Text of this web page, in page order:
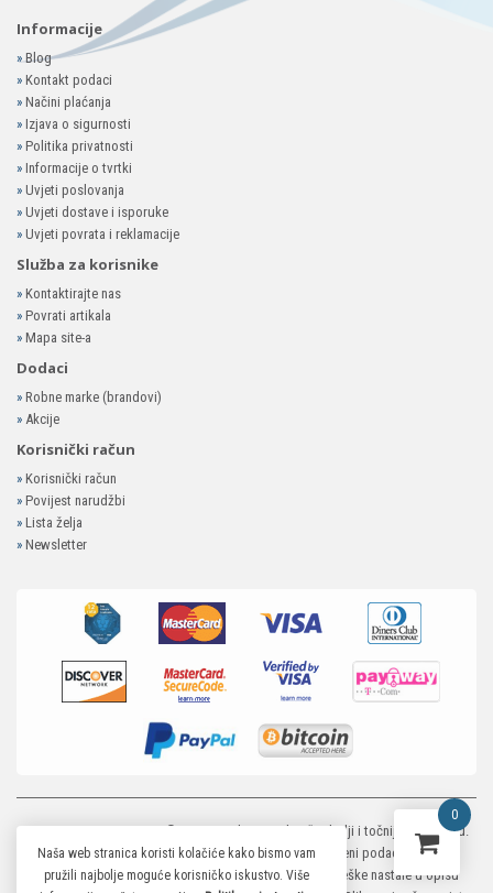
Informacije
»Blog
» Kontakt podaci
» Načini plaćanja
» Izjava o sigurnosti
» Politika privatnosti
» Informacije o tvrtki
» Uvjeti poslovanja
» Uvjeti dostave i isporuke
» Uvjeti povrata i reklamacije
Služba za korisnike
» Kontaktirajte nas
» Povrati artikala
» Mapa site-a
Dodaci
» Robne marke (brandovi)
» Akcije
Korisnički račun
» Korisnički račun
» Povijest narudžbi
» Lista želja
» Newsletter
MP-ELEKTRONIKA SHOP© 2026. Trudimo se dati što bolji i točniji opis i sliku.
Unatoč tome, ne možemo garantirati da su svi navedeni podaci i slike u
potpunosti točni. Ne odgovaramo za eventualne pogreške nastale u opisu
0
Naša web stranica koristi kolačiće kako bismo vam
pružili najbolje moguće korisničko iskustvo. Više